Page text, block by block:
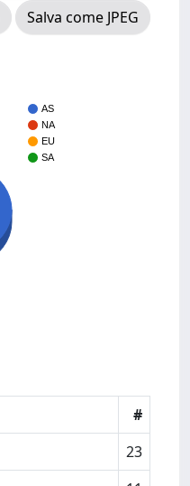
Salva come JPEG
AS
NA
EU
SA
#
23